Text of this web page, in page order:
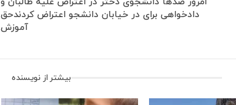
دادخواهی برای در خیابان دانشجو اعتراض کردندحق‌
آموزش
بیشتر از نویسنده